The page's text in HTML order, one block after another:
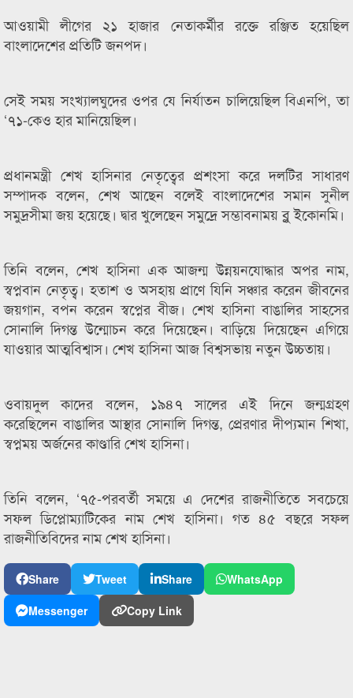
আওয়ামী লীগের ২১ হাজার নেতাকর্মীর রক্তে রঞ্জিত হয়েছিল
বাংলাদেশের প্রতিটি জনপদ।
সেই সময় সংখ্যালঘুদের ওপর যে নির্যাতন চালিয়েছিল বিএনপি, তা
‘৭১-কেও হার মানিয়েছিল।
প্রধানমন্ত্রী শেখ হাসিনার নেতৃত্বের প্রশংসা করে দলটির সাধারণ
সম্পাদক বলেন, শেখ আছেন বলেই বাংলাদেশের সমান সুনীল
সমুদ্রসীমা জয় হয়েছে। দ্বার খুলেছেন সমুদ্রে সম্ভাবনাময় ব্লু ইকোনমি।
তিনি বলেন, শেখ হাসিনা এক আজন্ম উন্নয়নযোদ্ধার অপর নাম,
স্বপ্নবান নেতৃত্ব। হতাশ ও অসহায় প্রাণে যিনি সঞ্চার করেন জীবনের
জয়গান, বপন করেন স্বপ্নের বীজ। শেখ হাসিনা বাঙালির সাহসের
সোনালি দিগন্ত উন্মোচন করে দিয়েছেন। বাড়িয়ে দিয়েছেন এগিয়ে
যাওয়ার আত্মবিশ্বাস। শেখ হাসিনা আজ বিশ্বসভায় নতুন উচ্চতায়।
ওবায়দুল কাদের বলেন, ১৯৪৭ সালের এই দিনে জন্মগ্রহণ
করেছিলেন বাঙালির আস্থার সোনালি দিগন্ত, প্রেরণার দীপ্যমান শিখা,
স্বপ্নময় অর্জনের কাণ্ডারি শেখ হাসিনা।
তিনি বলেন, ‘৭৫-পরবর্তী সময়ে এ দেশের রাজনীতিতে সবচেয়ে
সফল ডিপ্লোম্যাটিকের নাম শেখ হাসিনা। গত ৪৫ বছরে সফল
রাজনীতিবিদের নাম শেখ হাসিনা।
Share Tweet Share
WhatsApp
Messenger
Copy Link